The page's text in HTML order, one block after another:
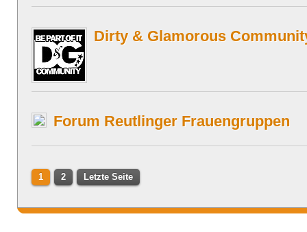
Dirty & Glamorous
Forum Reutlinger Frauengruppen
1 2 Letzte Seite